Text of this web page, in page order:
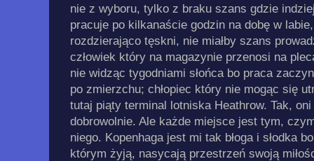
nie z wyboru, tylko z braku szans gdzie
pracuje po kilkanaście godzin na dobę w
rozdzierająco tęskni, nie miałby szans
człowiek który na magazynie przenosi na
nie widząc tygodniami słońca bo praca
po zmierzchu; chłopiec który nie mogąc się
tutaj piąty terminal lotniska Heathrow. Tak,
dobrowolnie. Ale każde miejsce jest tym,
niego. Kopenhaga jest mi tak błoga i słodka
którym żyją, nasycają przestrzeń swoją